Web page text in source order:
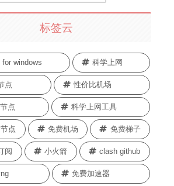
标签云
for windows 科学上网
点 性价比机场
点 科学上网工具
点 免费机场 免费梯子
阅 小火箭 clash github
免费加速器